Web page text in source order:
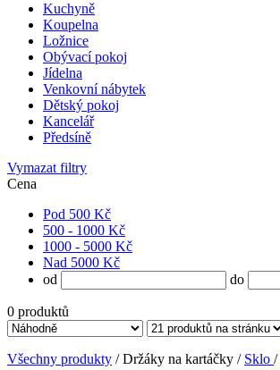
Kuchyně
Koupelna
Ložnice
Obývací pokoj
Jídelna
Venkovní nábytek
Dětský pokoj
Kancelář
Předsíně
Vymazat filtry
Cena
Pod 500 Kč
500 - 1000 Kč
1000 - 5000 Kč
Nad 5000 Kč
od
do
0 produktů
Všechny produkty / Držáky na kartáčky / Sklo /